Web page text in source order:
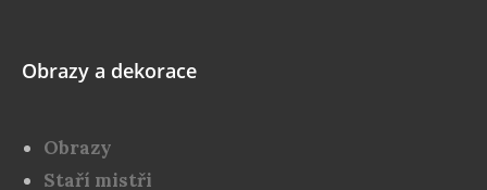
Obrazy a dekorace
Obrazy
Staří mistři